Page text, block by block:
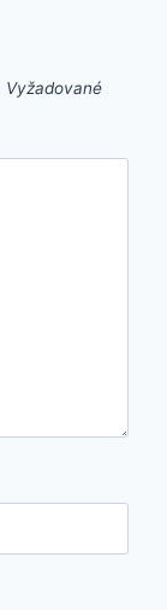
Vyžadované